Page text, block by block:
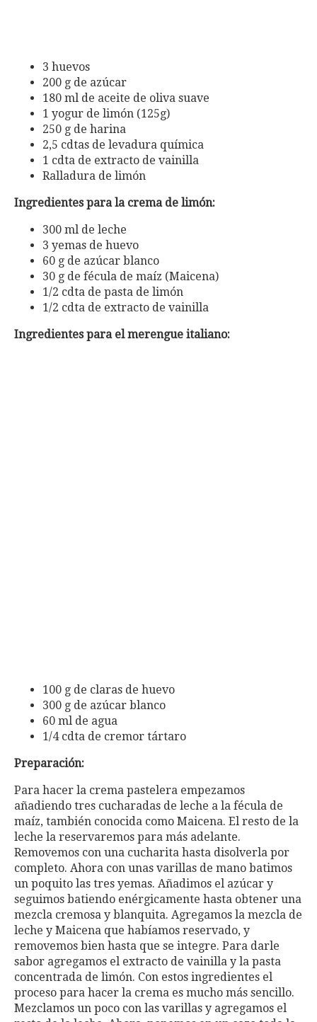
3 huevos
200 g de azúcar
180 ml de aceite de oliva suave
1 yogur de limón (125g)
250 g de harina
2,5 cdtas de levadura química
1 cdta de extracto de vainilla
Ralladura de limón
Ingredientes para la crema de limón:
300 ml de leche
3 yemas de huevo
60 g de azúcar blanco
30 g de fécula de maíz (Maicena)
1/2 cdta de pasta de limón
1/2 cdta de extracto de vainilla
Ingredientes para el merengue italiano:
100 g de claras de huevo
300 g de azúcar blanco
60 ml de agua
1/4 cdta de cremor tártaro
Preparación:
Para hacer la crema pastelera empezamos
añadiendo tres cucharadas de leche a la fécula de
maíz, también conocida como Maicena. El resto de la
leche la reservaremos para más adelante.
Removemos con una cucharita hasta disolverla por
completo. Ahora con unas varillas de mano batimos
un poquito las tres yemas. Añadimos el azúcar y
seguimos batiendo enérgicamente hasta obtener una
mezcla cremosa y blanquita. Agregamos la mezcla de
leche y Maicena que habíamos reservado, y
removemos bien hasta que se integre. Para darle
sabor agregamos el extracto de vainilla y la pasta
concentrada de limón. Con estos ingredientes el
proceso para hacer la crema es mucho más sencillo.
Mezclamos un poco con las varillas y agregamos el